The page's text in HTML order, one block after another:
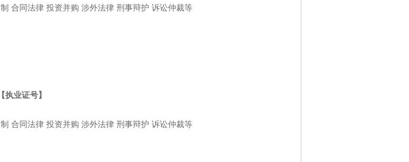
合同法律 投资并购 涉外法律 刑事辩护 诉讼仲裁等
【执业证号】
合同法律 投资并购 涉外法律 刑事辩护 诉讼仲裁等